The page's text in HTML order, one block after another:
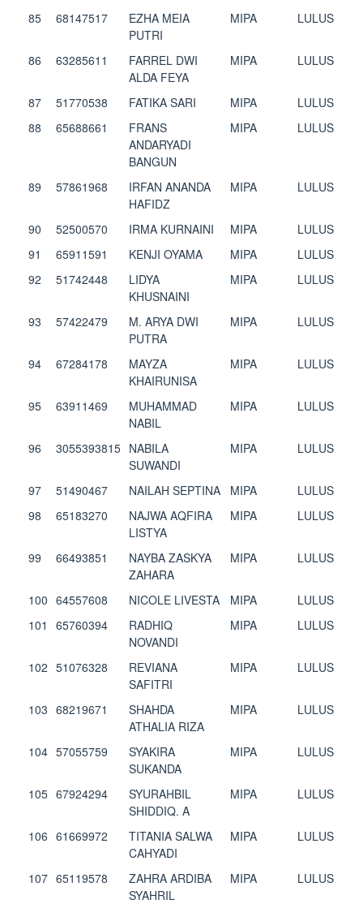
85 68147517
EZHA MEIA
PUTRI
MIPA LULUS
86 63285611
FARREL DWI
ALDA FEYA
MIPA LULUS
87 51770538 FATIKA SARI MIPA
LULUS
88
65688661
FRANS
ANDARYADI
BANGUN
MIPA LULUS
89 57861968
IRFAN ANANDA
HAFIDZ
MIPA LULUS
90 52500570 IRMA KURNAINI MIPA
LULUS
91
65911591 KENJI OYAMA MIPA
LULUS
92
51742448
LIDYA
KHUSNAINI
MIPA LULUS
93 57422479
M. ARYA DWI
PUTRA
MIPA LULUS
94 67284178
MAYZA
KHAIRUNISA
MIPA LULUS
95 63911469
MUHAMMAD
NABIL
MIPA LULUS
96 3055393815 NABILA
SUWANDI
MIPA LULUS
97 51490467 NAILAH SEPTINA MIPA
LULUS
98
65183270
NAJWA AQFIRA
LISTYA
MIPA LULUS
99 66493851
NAYBA ZASKYA
ZAHARA
MIPA LULUS
100 64557608 NICOLE LIVESTA MIPA
LULUS
101
65760394
RADHIQ
NOVANDI
MIPA LULUS
102 51076328
REVIANA
SAFITRI
MIPA LULUS
103 68219671
SHAHDA
ATHALIA RIZA
MIPA LULUS
104 57055759
SYAKIRA
SUKANDA
MIPA LULUS
105 67924294
SYURAHBIL
SHIDDIQ. A
MIPA LULUS
106 61669972
TITANIA SALWA
CAHYADI
MIPA LULUS
107 65119578
ZAHRA ARDIBA
SYAHRIL
MIPA LULUS